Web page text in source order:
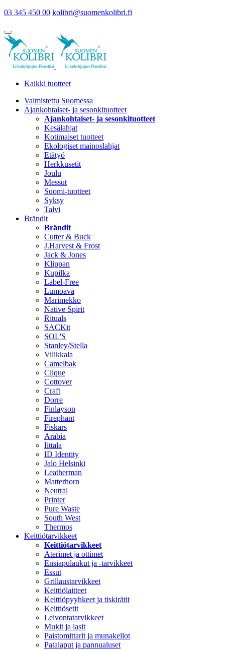
03 345 450 00 kolibri@suomenkolibri.fi
Kaikki tuotteet
Valmistettu Suomessa
Ajankohtaiset- ja sesonkituotteet
Ajankohtaiset- ja sesonkituotteet
Kesälahjat
Kotimaiset tuotteet
Ekologiset mainoslahjat
Etätyö
Herkkusetit
Joulu
Messut
Suomi-tuotteet
Syksy
Talvi
Brändit
Brändit
Cutter & Buck
J.Harvest & Frost
Jack & Jones
Klippan
Kupilka
Label-Free
Lumoava
Marimekko
Native Spirit
Rituals
SACKit
SOL'S
Stanley/Stella
Vilikkala
Camelbak
Clique
Cottover
Craft
Dorre
Finlayson
Firephant
Fiskars
Arabia
Iittala
ID Identity
Jalo Helsinki
Leatherman
Matterhorn
Neutral
Printer
Pure Waste
South West
Thermos
Keittiötarvikkeet
Keittiötarvikkeet
Aterimet ja ottimet
Ensiapulaukut ja -tarvikkeet
Essut
Grillaustarvikkeet
Keittiölaitteet
Keittiöpyyhkeet ja tiskirätit
Keittiösetit
Leivontatarvikkeet
Mukit ja lasit
Paistomittarit ja munakellot
Patalaput ja pannualuset